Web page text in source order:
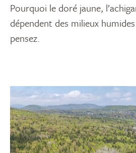
Pourquoi le doré jaune,
dépendent des milieux
pensez.